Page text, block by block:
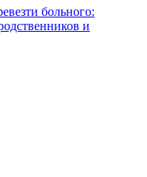
больного:
и